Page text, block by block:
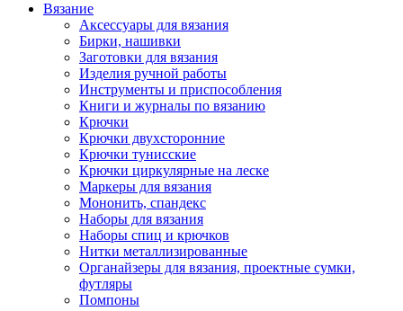
Вязание
Аксессуары для вязания
Бирки, нашивки
Заготовки для вязания
Изделия ручной работы
Инструменты и приспособления
Книги и журналы по вязанию
Крючки
Крючки двухсторонние
Крючки тунисские
Крючки циркулярные на леске
Маркеры для вязания
Мононить, спандекс
Наборы для вязания
Наборы спиц и крючков
Нитки металлизированные
Органайзеры для вязания, проектные сумки,
футляры
Помпоны